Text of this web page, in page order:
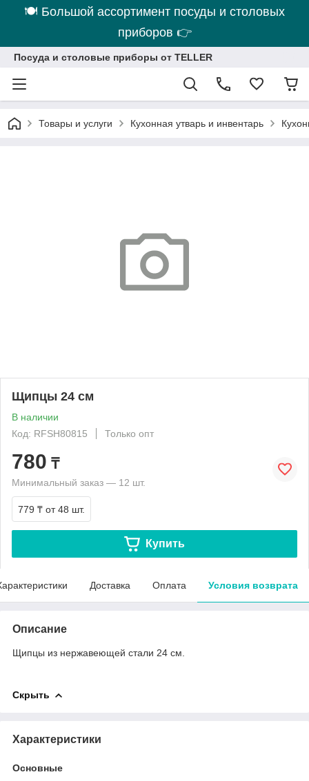
🍽 Большой ассортимент посуды и столовых
приборов 👉
Посуда и столовые приборы от TELLER
Товары и услуги Кухонная утварь и инвентарь
Щипцы 24 см
В наличии
Код: RFSH80815
Только опт
780 ₸
Минимальный заказ — 12 шт.
779 ₸ от 48 шт.
Купить
Доставка Оплата Условия возврата
Описание
Щипцы из нержавеющей стали 24 см.
Скрыть
Характеристики
Основные